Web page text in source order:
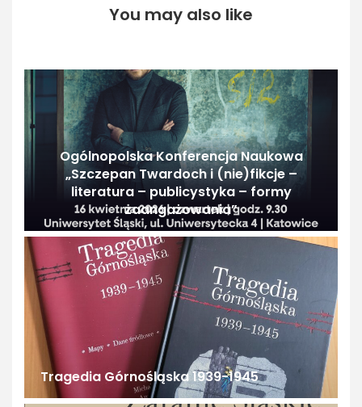
You may also like
Ogólnopolska Konferencja Naukowa
„Szczepan Twardoch i (nie)fikcje –
literatura – publicystyka – formy
zaangażowania”
Tragedia Górnośląska 1939-1945